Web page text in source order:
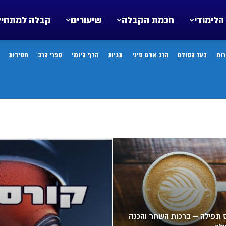
קבלה שיעורים חכמת הקבלה
בעל הסולם הרב אדם סיני תגיות הדף היומי ספרי הרב חסידות
תפילה – ברכות השחר והכנה